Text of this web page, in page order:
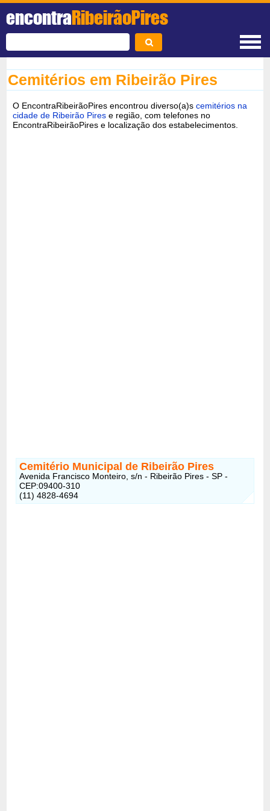
encontraRibeirãoPires
Cemitérios em Ribeirão Pires
O EncontraRibeirãoPires encontrou diverso(a)scemitérios na
cidade de Ribeirão Pires e região, com telefones no
EncontraRibeirãoPires e localização dos estabelecimentos.
Cemitério Municipal de Ribeirão Pires
Avenida Francisco Monteiro, s/n - Ribeirão Pires - SP -
CEP:09400-310
(11) 4828-4694